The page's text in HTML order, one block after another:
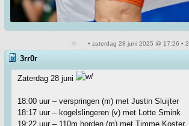
• zaterdag 28 juni 2025 @ 17:26 • 2
3rr0r
Zaterdag 28 juni
18:00 uur – verspringen (m) met Justin Sluijter
18:17 uur – kogelslingeren (v) met Lotte Smink
19:22 uur – 110m horden (m) met Timme Koster